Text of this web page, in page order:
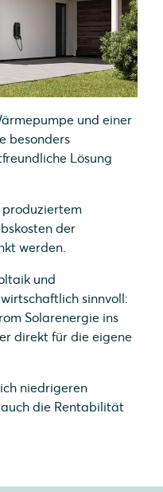
und einer
besonders
Lösung
produziertem
der
werden.
und
sinnvoll:
Solarenergie ins
direkt für die eigene
niedrigeren
die Rentabilität